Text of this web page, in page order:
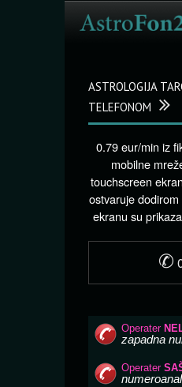
ASTROLOGIJA
TELEFONOM
0.79 eur/min iz
mobilne
touchscreen
ostvaruje
ekranu su
✆